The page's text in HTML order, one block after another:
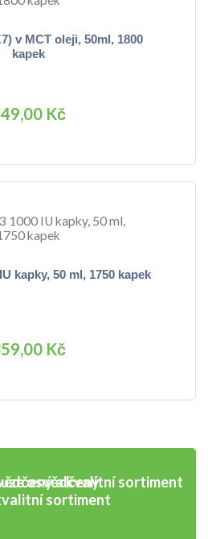
v MCT oleji, 50ml, 1800
kapek
Kč
kapky, 50 ml, 1750 kapek
Kč
osvědčený
sortiment